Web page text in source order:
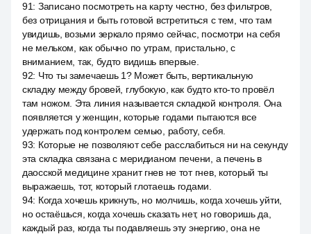
91: Записано посмотреть на карту честно, без фильтров,
без отрицания и быть готовой встретиться с тем, что там
увидишь, возьми зеркало прямо сейчас, посмотри на себя
не мельком, как обычно по утрам, пристально, с
вниманием, так, будто видишь впервые.
92: Что ты замечаешь 1? Может быть, вертикальную
складку между бровей, глубокую, как будто кто-то провёл
там ножом. Эта линия называется складкой контроля. Она
появляется у женщин, которые годами пытаются все
удержать под контролем семью, работу, себя.
93: Которые не позволяют себе расслабиться ни на секунду
эта складка связана с меридианом печени, а печень в
даосской медицине хранит гнев не тот гнев, который ты
выражаешь, тот, который глотаешь годами.
94: Когда хочешь крикнуть, но молчишь, когда хочешь уйти,
но остаёшься, когда хочешь сказать нет, но говоришь да,
каждый раз, когда ты подавляешь эту энергию, она не